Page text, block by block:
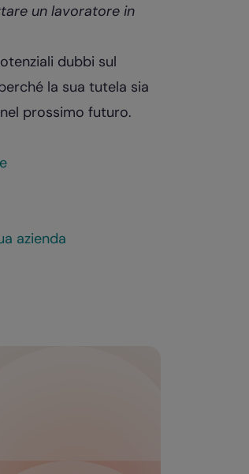
un lavoratore in
dubbi sul
la sua tutela sia
prossimo futuro.
azienda